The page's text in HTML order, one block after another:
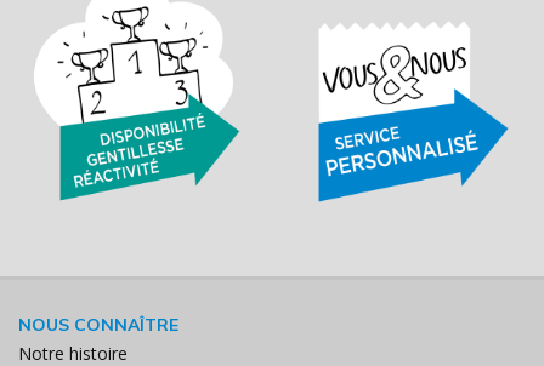
NOUS CONNAÎTRE
Notre histoire